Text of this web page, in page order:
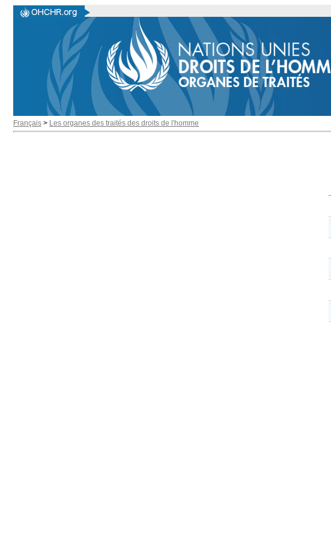
Français > Les organes des traités des droits de l'homme